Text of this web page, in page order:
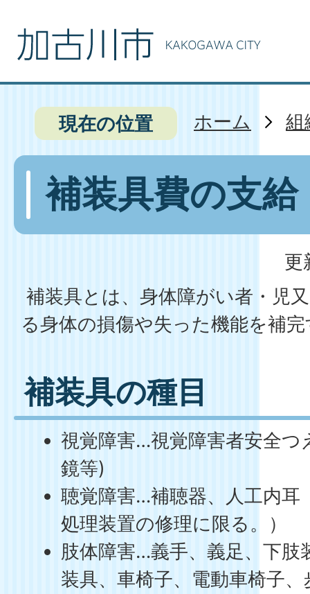
現在の位置 ホーム 組
補装具費の支給
更
補装具とは、身体障がい者・児
る身体の損傷や失った機能を補
補装具の種目
視覚障害…視覚障害者安全つ
鏡等)
聴覚障害…補聴器、人工内耳
処理装置の修理に限る。）
肢体障害…義手、義足、下肢
装具、車椅子、電動車椅子